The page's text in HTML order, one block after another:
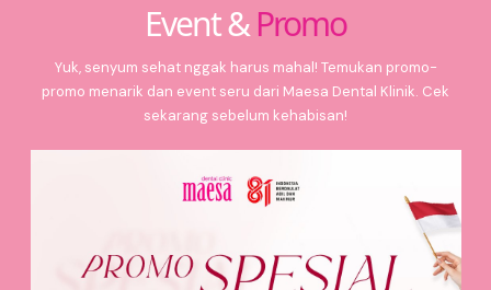
Event &Promo
Yuk, senyum sehat nggak harus mahal! Temukan promo-
promo menarik dan event seru dari Maesa Dental Klinik. Cek
sekarang sebelum kehabisan!